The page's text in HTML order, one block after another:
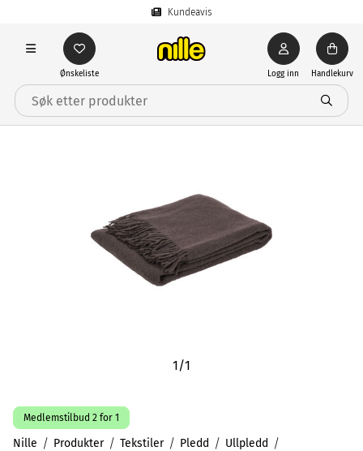
Kundeavis
Ønskeliste Logg inn Handlekurv
1/1
Medlemstilbud 2 for 1
Nille Produkter Tekstiler Pledd Ullpledd